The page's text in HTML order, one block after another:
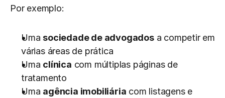
Por exemplo:
Uma sociedade de advogados a competir em
várias áreas de prática
Uma clínica com múltiplas páginas de
tratamento
Uma agência imobiliária com listagens e